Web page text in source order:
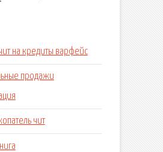
на кредиты варфейс
продажи
чит